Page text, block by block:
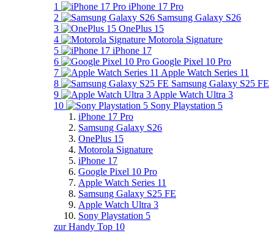
1
iPhone 17 Pro
2
Samsung Galaxy S26
3
OnePlus 15
4
Motorola Signature
5
iPhone 17
6
Google Pixel 10 Pro
7
Apple Watch Series 11
8
Samsung Galaxy S25 FE
9
Apple Watch Ultra 3
10
Sony Playstation 5
iPhone 17 Pro
Samsung Galaxy S26
OnePlus 15
Motorola Signature
iPhone 17
Google Pixel 10 Pro
Apple Watch Series 11
Samsung Galaxy S25 FE
Apple Watch Ultra 3
Sony Playstation 5
zur Handy Top 10